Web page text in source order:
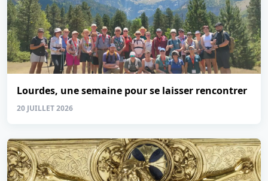
Lourdes, une semaine pour se laisser rencontrer
20 JUILLET 2026